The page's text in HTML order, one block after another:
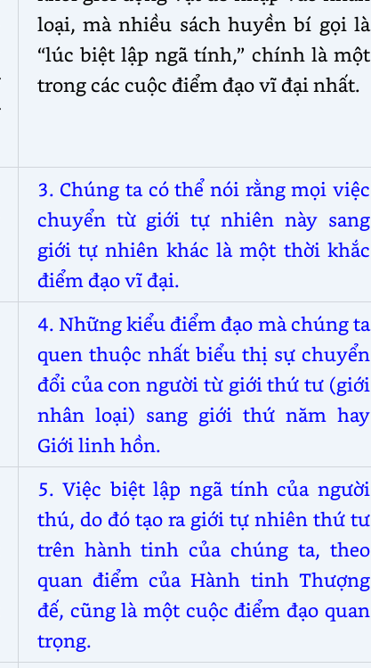
loại, mà nhiều sách huyền bí gọi là
“lúc biệt lập ngã tính,” chính là một
trong các cuộc điểm đạo vĩ đại nhất.
3. Chúng ta có thể nói rằng mọi việc
chuyển từ giới tự nhiên này sang
giới tự nhiên khác là một thời khắc
điểm đạo vĩ đại.
4. Những kiểu điểm đạo mà chúng ta
quen thuộc nhất biểu thị sự chuyển
đổi của con người từ giới thứ tư (giới
nhân loại) sang giới thứ năm hay
Giới linh hồn.
5. Việc biệt lập ngã tính của người
thú, do đó tạo ra giới tự nhiên thứ tư
trên hành tinh của chúng ta, theo
quan điểm của Hành tinh Thượng
đế, cũng là một cuộc điểm đạo quan
trọng.